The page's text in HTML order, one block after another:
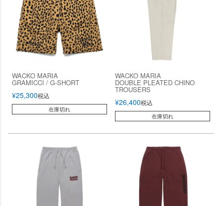
WACKO MARIA
GRAMICCI / G-SHORT
¥25,300税込
在庫切れ
WACKO MARIA
DOUBLE PLEATED CHINO
TROUSERS
¥26,400税込
在庫切れ